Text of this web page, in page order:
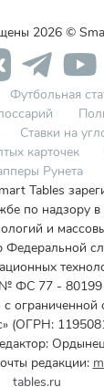
2026 ©
Футбольная
Ставки на
карточек
Рунета
Tables
по надзору в
и
Федеральной
ФС 77 - 80199
ограниченной
(ОГРН:
редакции:
tables.ru